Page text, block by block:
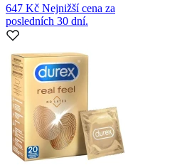
647 Kč Nejnižší cena za
posledních 30 dní.